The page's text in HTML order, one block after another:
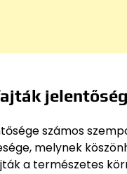
számos
melynek
a természetes